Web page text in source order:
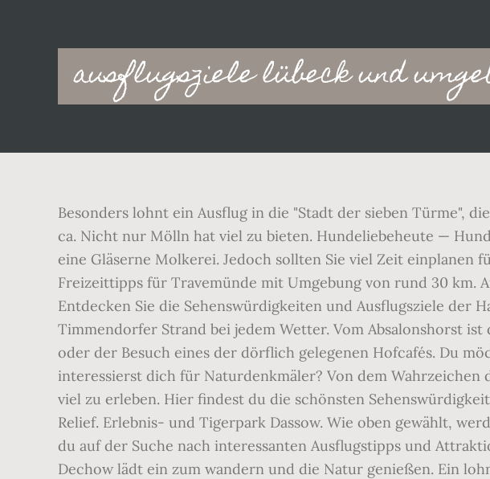
ausflugsziele lübeck und
Main
navigation
Besonders lohnt ein Ausflug in die "Stadt der sieben Türme",
ca. Nicht nur Mölln hat viel zu bieten. Hundeliebeheute —
eine Gläserne Molkerei. Jedoch sollten Sie viel Zeit einplanen
Freizeittipps für Travemünde mit Umgebung von rund 30 km.
Entdecken Sie die Sehenswürdigkeiten und Ausflugsziele der
Timmendorfer Strand bei jedem Wetter. Vom Absalonshorst
oder der Besuch eines der dörflich gelegenen Hofcafés. Du
interessierst dich für Naturdenkmäler? Von dem Wahrzeichen
viel zu erleben. Hier findest du die schönsten
Relief. Erlebnis- und Tigerpark Dassow. Wie oben gewählt,
du auf der Suche nach interessanten Ausflugstipps und
Dechow lädt ein zum wandern und die Natur genießen. Ein